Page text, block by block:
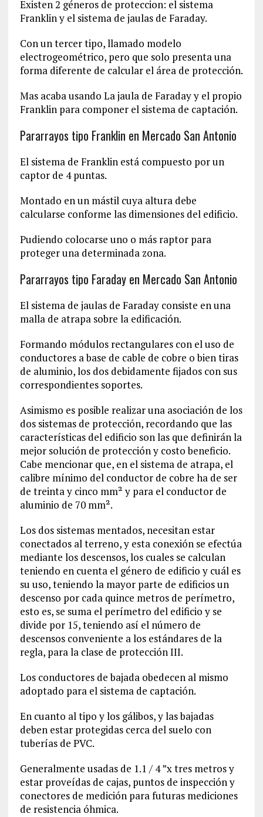
Existen 2 géneros de proteccion: el sistema
Franklin y el sistema de jaulas de Faraday.
Con un tercer tipo, llamado modelo
electrogeométrico, pero que solo presenta una
forma diferente de calcular el área de protección.
Mas acaba usando La jaula de Faraday y el propio
Franklin para componer el sistema de captación.
Pararrayos tipo Franklin en Mercado San Antonio
El sistema de Franklin está compuesto por un
captor de 4 puntas.
Montado en un mástil cuya altura debe
calcularse conforme las dimensiones del edificio.
Pudiendo colocarse uno o más raptor para
proteger una determinada zona.
Pararrayos tipo Faraday en Mercado San Antonio
El sistema de jaulas de Faraday consiste en una
malla de atrapa sobre la edificación.
Formando módulos rectangulares con el uso de
conductores a base de cable de cobre o bien tiras
de aluminio, los dos debidamente fijados con sus
correspondientes soportes.
Asimismo es posible realizar una asociación de los
dos sistemas de protección, recordando que las
características del edificio son las que definirán la
mejor solución de protección y costo beneficio.
Cabe mencionar que, en el sistema de atrapa, el
calibre mínimo del conductor de cobre ha de ser
de treinta y cinco mm² y para el conductor de
aluminio de 70 mm².
Los dos sistemas mentados, necesitan estar
conectados al terreno, y esta conexión se efectúa
mediante los descensos, los cuales se calculan
teniendo en cuenta el género de edificio y cuál es
su uso, teniendo la mayor parte de edificios un
descenso por cada quince metros de perímetro,
esto es, se suma el perímetro del edificio y se
divide por 15, teniendo así el número de
descensos conveniente a los estándares de la
regla, para la clase de protección III.
Los conductores de bajada obedecen al mismo
adoptado para el sistema de captación.
En cuanto al tipo y los gálibos, y las bajadas
deben estar protegidas cerca del suelo con
tuberías de PVC.
Generalmente usadas de 1.1 / 4 ”x tres metros y
estar proveídas de cajas, puntos de inspección y
conectores de medición para futuras mediciones
de resistencia óhmica.